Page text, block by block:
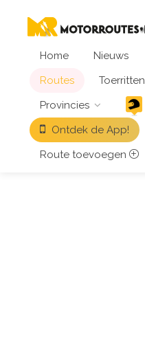
Home
Nieuws
Routes
Toerritten
Provincies
Ontdek de App!
Route toevoegen